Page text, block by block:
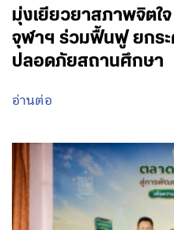
มุ่งเยียวยาสภาพจิตใ
จุฬาฯ ร่วมฟื้นฟู ยกร
ปลอดภัยสถานศึกษา
อ่านต่อ